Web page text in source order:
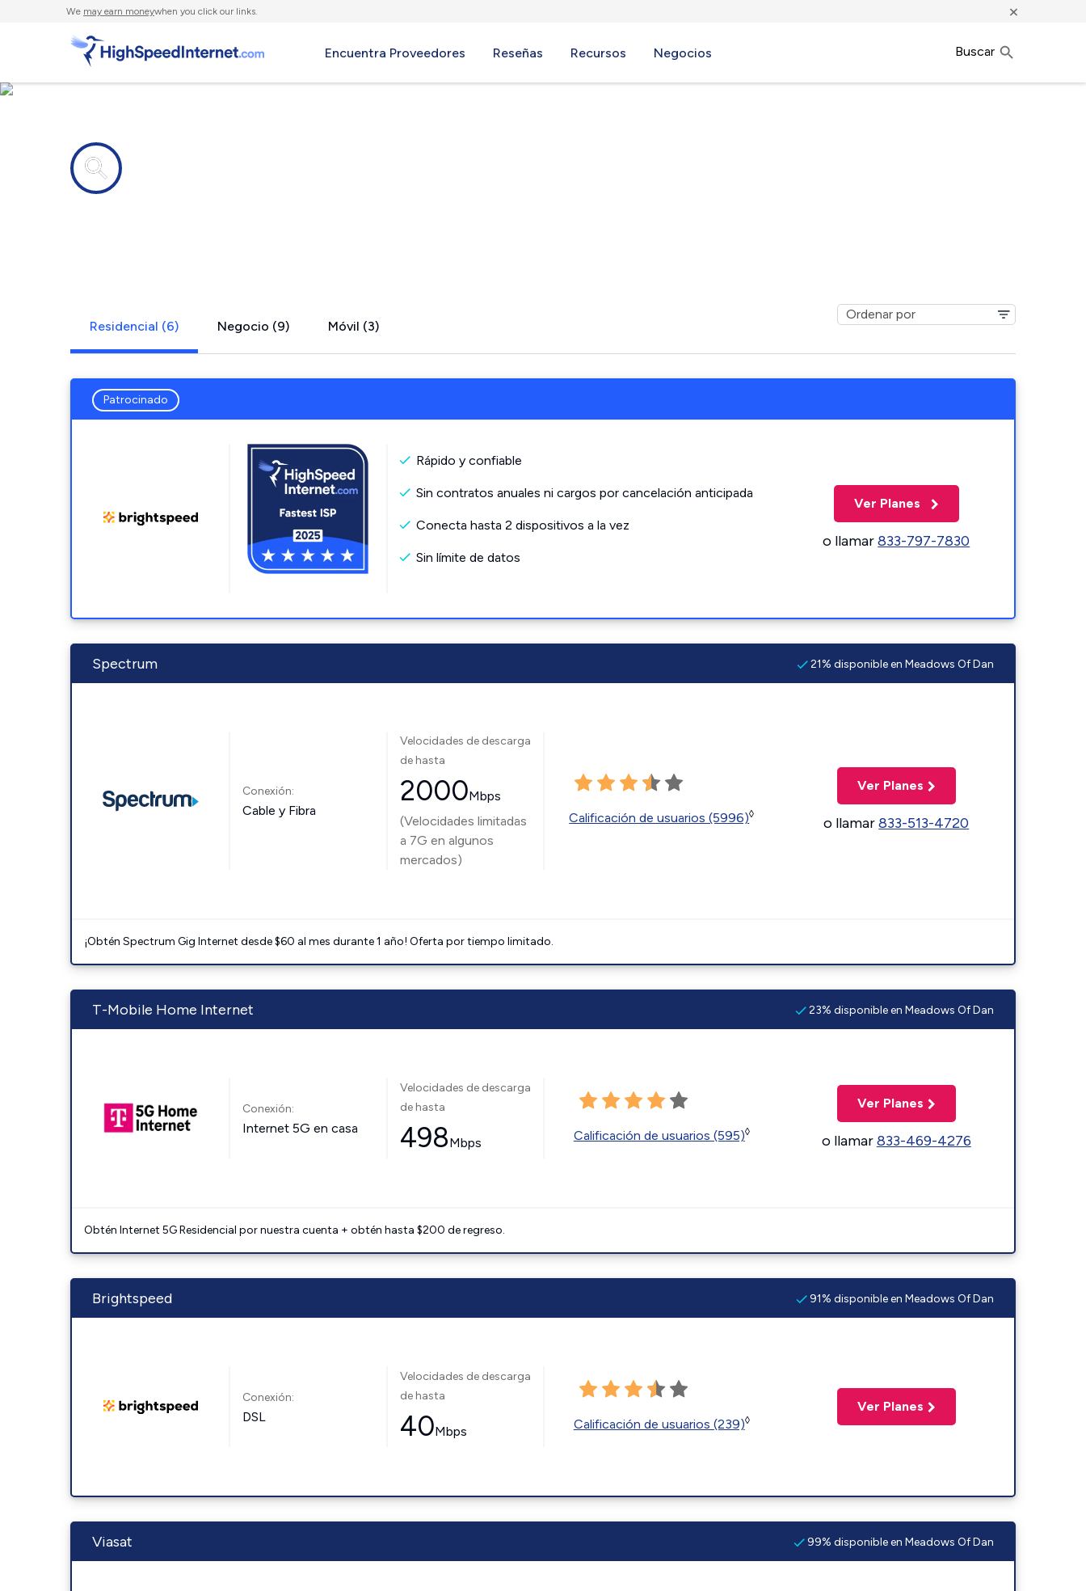
We may earn moneywhen you click our links. ×
Encuentra Proveedores Reseñas Recursos Negocios Buscar
Residencial (6) Negocio (9) Móvil (3)
Patrocinado
Rápido y confiable
Sin contratos anuales ni cargos por cancelación anticipada
Conecta hasta 2 dispositivos a la vez
Sin límite de datos
Ver Planes
o llamar833-797-7830
Spectrum 21% disponible en Meadows Of Dan
Conexión:
Cable y Fibra
Velocidades de descarga
de hasta
2000Mbps
(Velocidades limitadas
a 7G en algunos
mercados)
Calificación de usuarios (5996)◊
Ver Planes
o llamar833-513-4720
¡Obtén Spectrum Gig Internet desde $60 al mes durante 1 año! Oferta por tiempo limitado.
T-Mobile Home Internet 23% disponible en Meadows Of Dan
Conexión:
Internet 5G en casa
Velocidades de descarga
de hasta
498Mbps Calificación de usuarios (595)◊
Ver Planes
o llamar833-469-4276
Obtén Internet 5G Residencial por nuestra cuenta + obtén hasta $200 de regreso.
Brightspeed 91% disponible en Meadows Of Dan
Conexión:
DSL
Velocidades de descarga
de hasta
40Mbps Calificación de usuarios (239)◊
Ver Planes
Viasat 99% disponible en Meadows Of Dan